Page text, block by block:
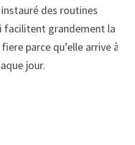
des routines
facilitent grandement la
parce qu’elle arrive à
jour.